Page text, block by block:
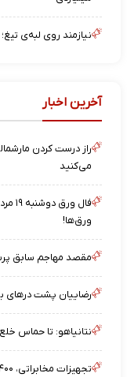
نیازمند روی لبه‌ی
آخرین اخبار
راز درست کردن
می‌کنید
ورق‌ها!
مقصد مهاجم سابق
رضاییان پشت درهای
نتانیاهو: تا حماس
تجهیزات مخابراتی، ۲۴۰۰ خط تلفن ثابت در جوانرود بخاطر سرقت